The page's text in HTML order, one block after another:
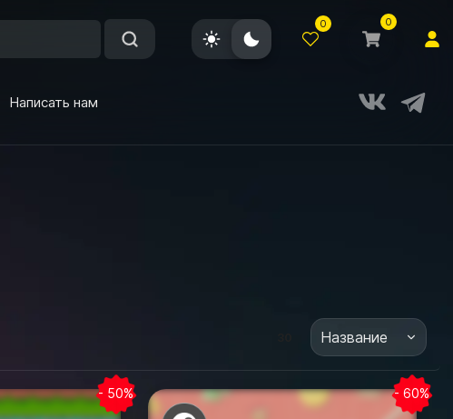
0 0
Написать нам
Название
- 50% - 60%